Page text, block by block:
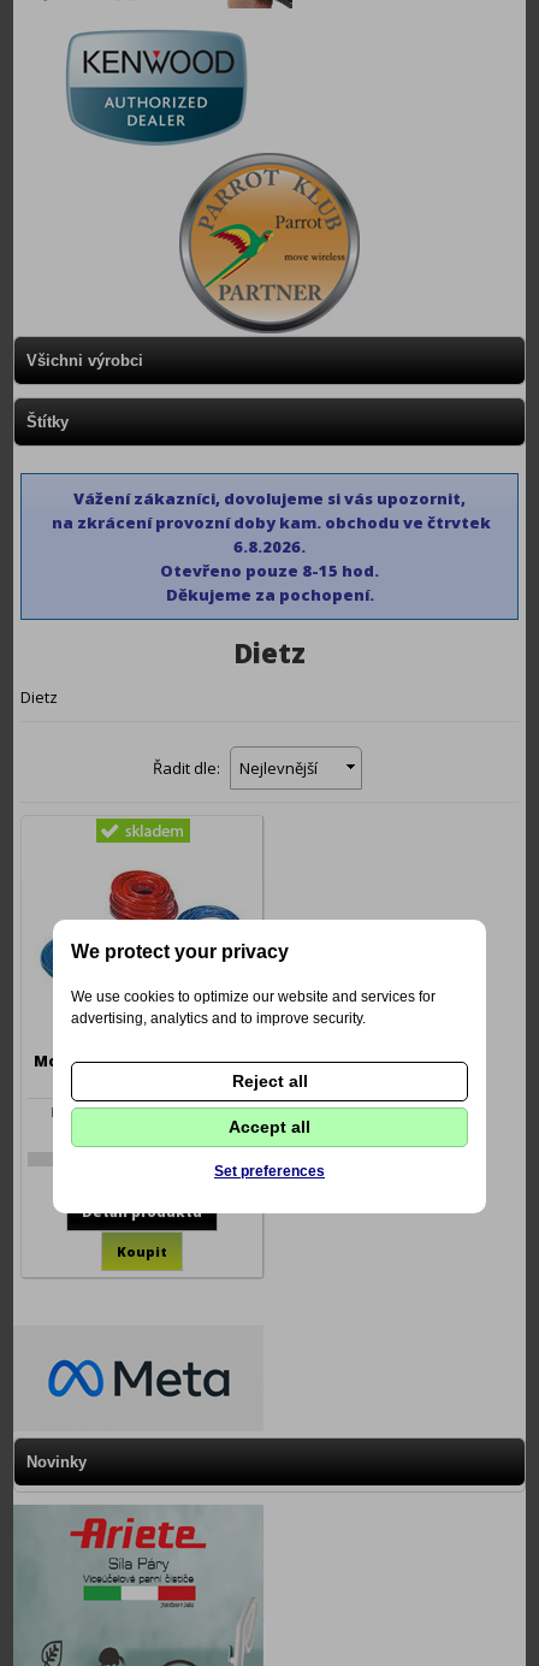
Všichni výrobci
Štítky
Vážení zákazníci, dovolujeme si vás upozornit,
na zkrácení provozní doby kam. obchodu ve čtrvtek
6.8.2026.
Otevřeno pouze 8-15 hod.
Děkujeme za pochopení.
Dietz
Dietz
Řadit dle: Nejlevnější
Montážní sada Dietz 35mm2
Propojovací sada do automobilu s
Novinky
We protect your privacy
We use cookies to optimize our website and services for
advertising, analytics and to improve security.
Reject all
Accept all
Set preferences